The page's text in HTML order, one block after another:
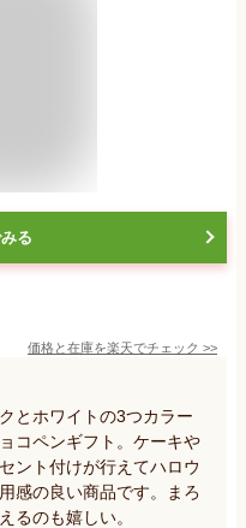
る
価格と在庫を楽天でチェック >>
とホワイトの3つカラー
コペンギフト。ケーキや
ント付けが行えてハロウ
感の良い商品です。まろ
るのも嬉しい。